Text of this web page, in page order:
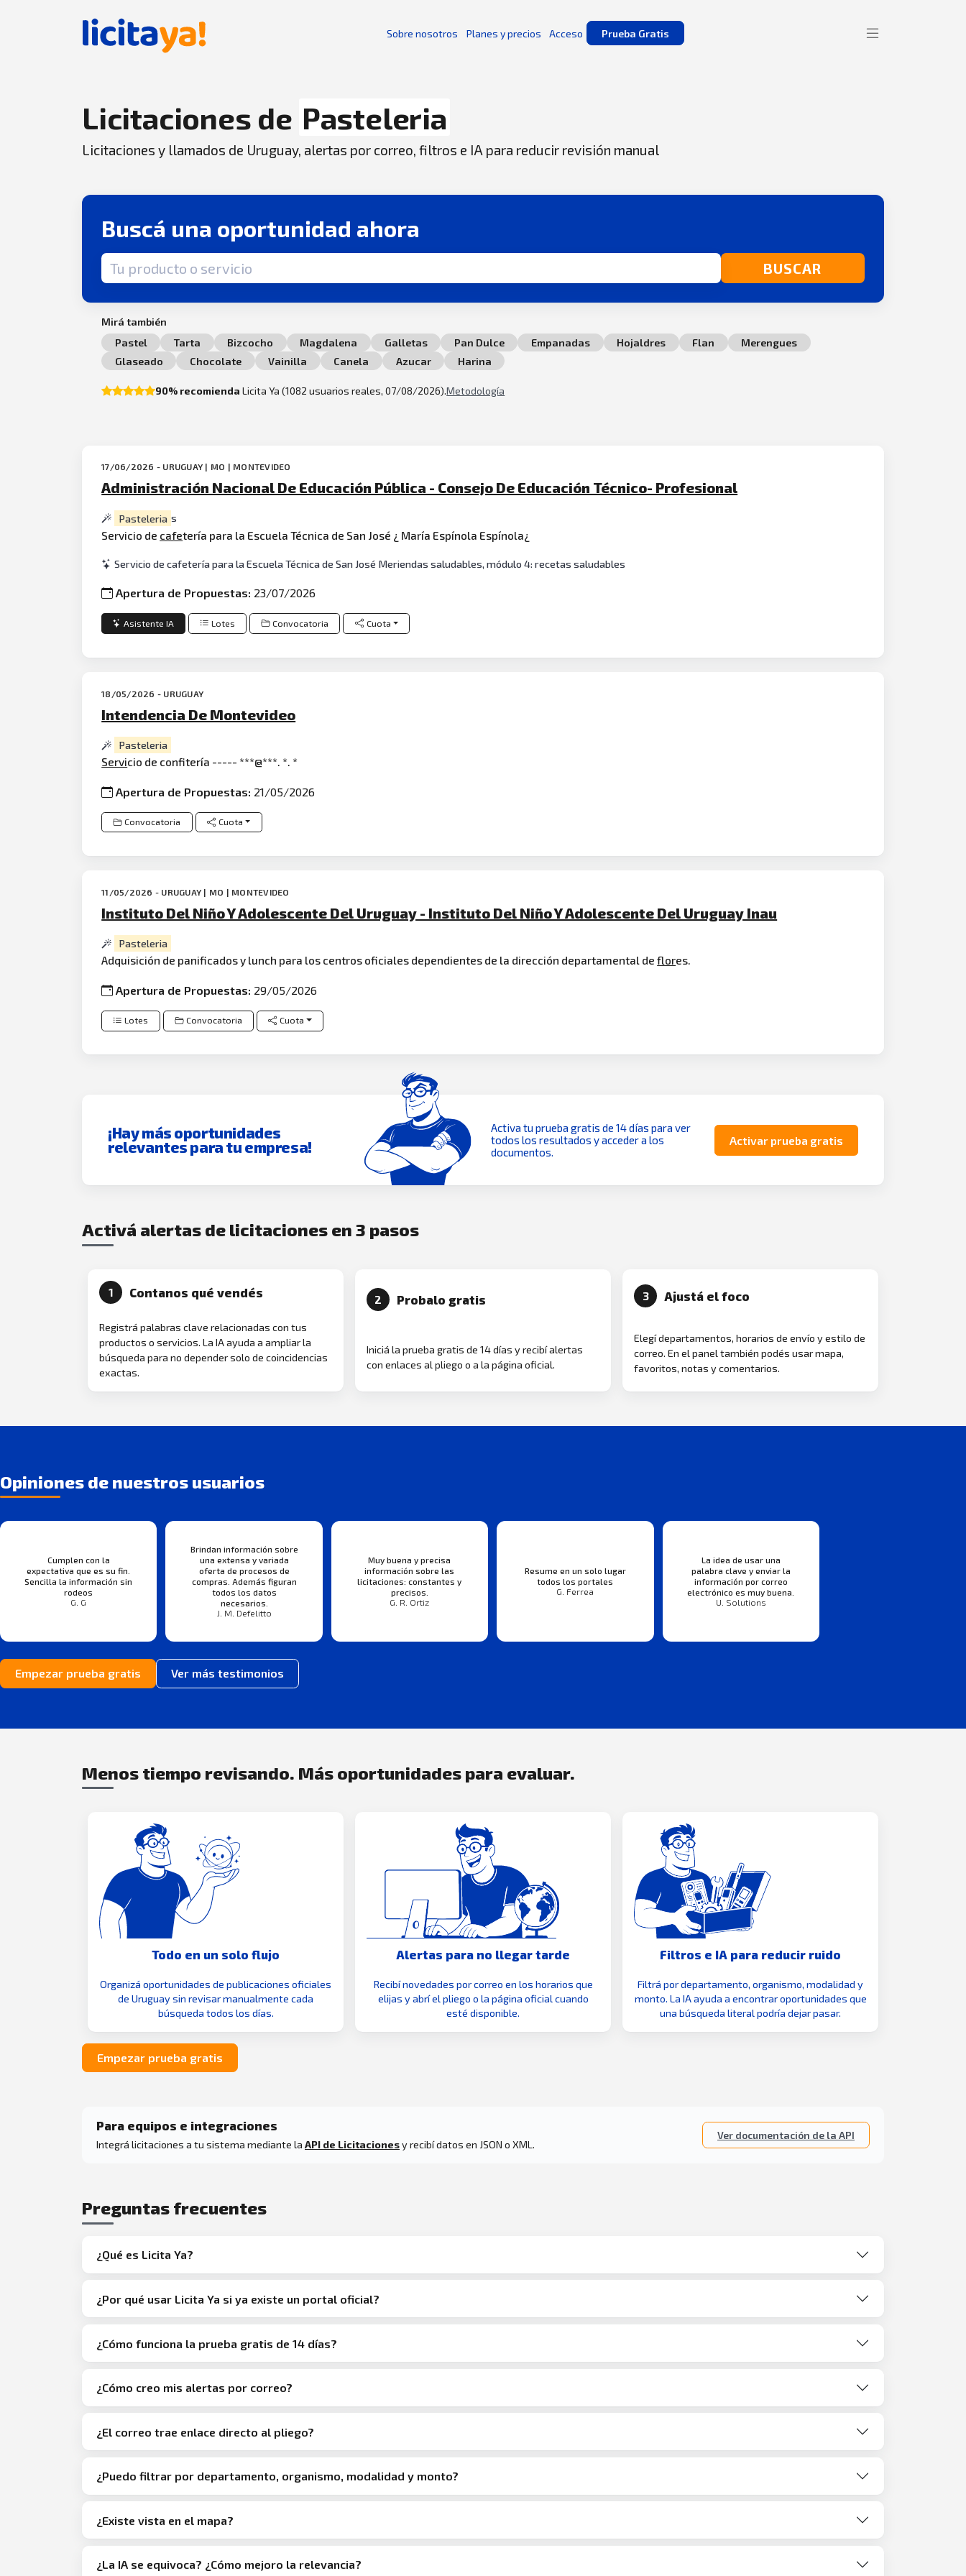
Sobre nosotros Planes y precios Acceso Prueba Gratis
Licitaciones de Pasteleria
Licitaciones y llamados de Uruguay, alertas por correo, filtros e IA para reducir revisión manual
Buscá una oportunidad ahora
Término de búsqueda BUSCAR
Mirá también
Pastel
Tarta Bizcocho Magdalena Galletas Pan Dulce Empanadas Hojaldres Flan
Merengues
Glaseado
Chocolate Vainilla Canela Azucar Harina
90% recomienda Licita Ya (1082 usuarios reales, 07/08/2026).Metodología
17/06/2026 - URUGUAY | MO | MONTEVIDEO
Administración Nacional De Educación Pública - Consejo De Educación Técnico- Profesional
Pasteleria s
Servicio de cafetería para la Escuela Técnica de San José ¿ María Espínola Espínola¿
Servicio de cafetería para la Escuela Técnica de San José Meriendas saludables, módulo 4: recetas saludables
Apertura de Propuestas: 23/07/2026
Asistente IA Lotes Convocatoria Cuota
18/05/2026 - URUGUAY
Intendencia De Montevideo
Pasteleria
Servicio de confitería ----- ***@***. *. *
Apertura de Propuestas: 21/05/2026
Convocatoria Cuota
11/05/2026 - URUGUAY | MO | MONTEVIDEO
Instituto Del Niño Y Adolescente Del Uruguay - Instituto Del Niño Y Adolescente Del Uruguay Inau
Pasteleria
Adquisición de panificados y lunch para los centros oficiales dependientes de la dirección departamental deflores.
Apertura de Propuestas: 29/05/2026
Lotes Convocatoria Cuota
¡Hay más oportunidades
relevantes para tu empresa!
Activa tu prueba gratis de 14 días para ver
todos los resultados y acceder a los
documentos.
Activar prueba gratis
Activá alertas de licitaciones en 3 pasos
1 Contanos qué vendés
Registrá palabras clave relacionadas con tus
productos o servicios. La IA ayuda a ampliar la
búsqueda para no depender solo de coincidencias
exactas.
2 Probalo gratis
Iniciá la prueba gratis de 14 días y recibí alertas
con enlaces al pliego o a la página oficial.
3 Ajustá el foco
Elegí departamentos, horarios de envío y estilo de
correo. En el panel también podés usar mapa,
favoritos, notas y comentarios.
Opiniones de nuestros usuarios
Cumplen con la
expectativa que es su fin.
Sencilla la información sin
rodeos
G. G
Brindan información sobre
una extensa y variada
oferta de procesos de
compras. Además figuran
todos los datos
necesarios.
J. M. Defelitto
Muy buena y precisa
información sobre las
licitaciones: constantes y
precisos.
G. R. Ortiz
Resume en un solo lugar
todos los portales
G. Ferrea
La idea de usar una
palabra clave y enviar la
información por correo
electrónico es muy buena.
U. Solutions
Empezar prueba gratis Ver más testimonios
Menos tiempo revisando. Más oportunidades para evaluar.
Todo en un solo flujo
Organizá oportunidades de publicaciones oficiales
de Uruguay sin revisar manualmente cada
búsqueda todos los días.
Alertas para no llegar tarde
Recibí novedades por correo en los horarios que
elijas y abrí el pliego o la página oficial cuando
esté disponible.
Filtros e IA para reducir ruido
Filtrá por departamento, organismo, modalidad y
monto. La IA ayuda a encontrar oportunidades que
una búsqueda literal podría dejar pasar.
Empezar prueba gratis
Para equipos e integraciones
Integrá licitaciones a tu sistema mediante la API de Licitacionesy recibí datos en JSON o XML.
Ver documentación de la API
Preguntas frecuentes
¿Qué es Licita Ya?
¿Por qué usar Licita Ya si ya existe un portal oficial?
¿Cómo funciona la prueba gratis de 14 días?
¿Cómo creo mis alertas por correo?
¿El correo trae enlace directo al pliego?
¿Puedo filtrar por departamento, organismo, modalidad y monto?
¿Existe vista en el mapa?
¿La IA se equivoca? ¿Cómo mejoro la relevancia?